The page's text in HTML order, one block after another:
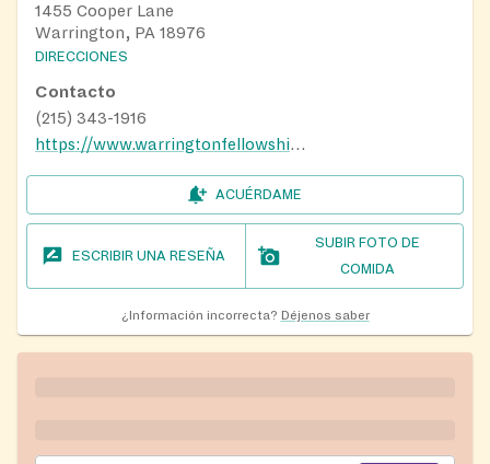
1455 Cooper Lane
Warrington, PA 18976
DIRECCIONES
Contacto
(215) 343-1916
https://www.warringtonfellowship.org/local-outreach/
ACUÉRDAME
ESCRIBIR UNA RESEÑA
SUBIR FOTO DE
COMIDA
¿Información incorrecta? Déjenos saber